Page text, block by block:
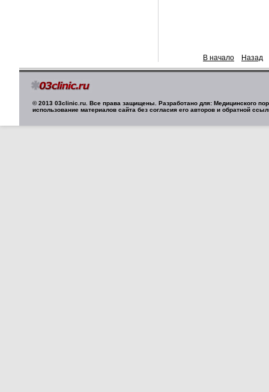
В начало Назад
© 2013 03clinic.ru. Все права защищены. Разработано для: Медицинского
использование материалов сайта без согласия его авторов и обратной